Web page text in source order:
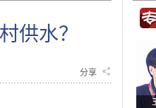
供水？
分享